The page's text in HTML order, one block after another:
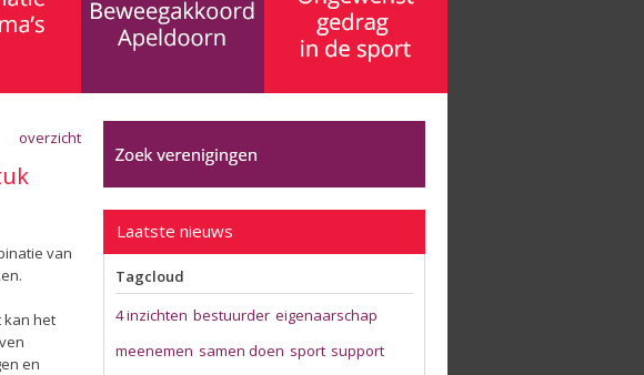
overzicht
van
kan het
en
Laatste nieuws
Tagcloud
4 inzichten bestuurder eigenaarschap
meenemen samen doen sport support